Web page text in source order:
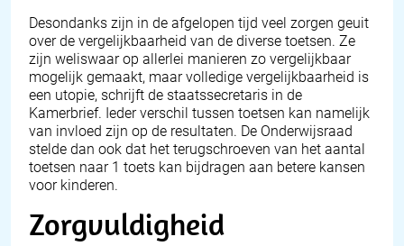
Desondanks zijn in de afgelopen tijd veel zorgen geuit
over de vergelijkbaarheid van de diverse toetsen. Ze
zijn weliswaar op allerlei manieren zo vergelijkbaar
mogelijk gemaakt, maar volledige vergelijkbaarheid is
een utopie, schrijft de staatssecretaris in de
Kamerbrief. Ieder verschil tussen toetsen kan namelijk
van invloed zijn op de resultaten. De Onderwijsraad
stelde dan ook dat het terugschroeven van het aantal
toetsen naar 1 toets kan bijdragen aan betere kansen
voor kinderen.
Zorgvuldigheid